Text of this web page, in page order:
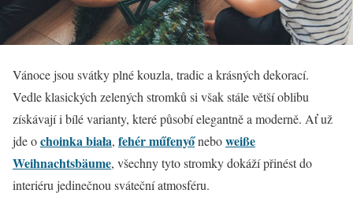
Vánoce jsou svátky plné kouzla, tradic a krásných dekorací.
Vedle klasických zelených stromků si však stále větší oblibu
získávají i bílé varianty, které působí elegantně a moderně. Ať už
jde ochoinka biała, fehér műfenyőneboweiße
Weihnachtsbäume, všechny tyto stromky dokáží přinést do
interiéru jedinečnou sváteční atmosféru.